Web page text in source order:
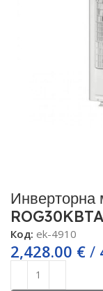
Код: ek-4910
2,428.00 € /